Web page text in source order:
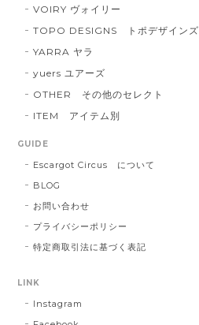
VOIRY ヴォイリー
TOPO DESIGNS トポデザインズ
YARRA ヤラ
yuers ユアーズ
OTHER その他のセレクト
ITEM アイテム別
GUIDE
Escargot Circus について
BLOG
お問い合わせ
プライバシーポリシー
特定商取引法に基づく表記
LINK
Instagram